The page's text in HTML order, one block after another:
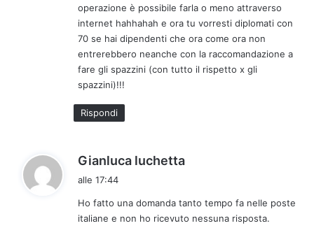
operazione è possibile farla o meno attraverso
internet hahhahah e ora tu vorresti diplomati con
70 se hai dipendenti che ora come ora non
entrerebbero neanche con la raccomandazione a
fare gli spazzini (con tutto il rispetto x gli
spazzini)!!!
Rispondi
Gianluca luchetta
e
t
alle 17:44
Ho fatto una domanda tanto tempo fa nelle poste
italiane e non ho ricevuto nessuna risposta.